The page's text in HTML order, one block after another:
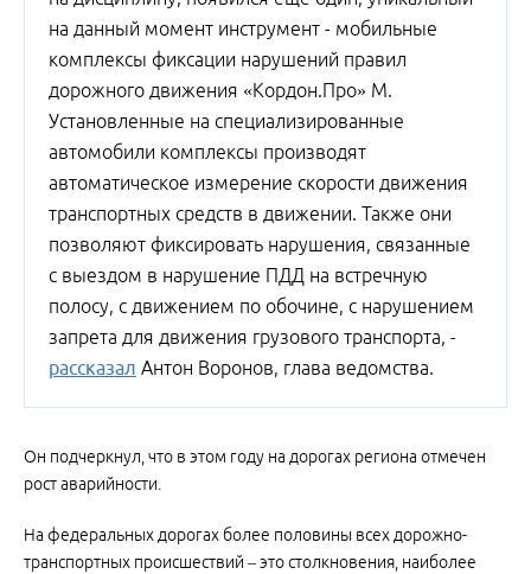
на данный момент инструмент - мобильные
комплексы фиксации нарушений правил
дорожного движения «Кордон.Про» М.
Установленные на специализированные
автомобили комплексы производят
автоматическое измерение скорости движения
транспортных средств в движении. Также они
позволяют фиксировать нарушения, связанные
с выездом в нарушение ПДД на встречную
полосу, с движением по обочине, с нарушением
запрета для движения грузового транспорта, -
рассказал Антон Воронов, глава ведомства.
Он подчеркнул, что в этом году на дорогах региона отмечен
рост аварийности.
На федеральных дорогах более половины всех дорожно-
транспортных происшествий – это столкновения, наиболее